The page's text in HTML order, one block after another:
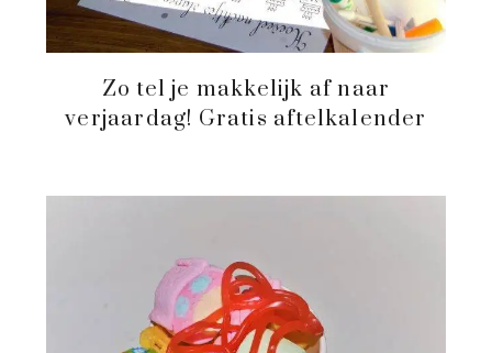
Zo tel je makkelijk af naar
verjaardag! Gratis aftelkalender